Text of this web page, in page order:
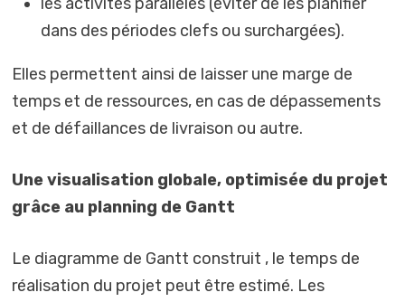
dans des périodes clefs ou surchargées).
Elles permettent ainsi de laisser une marge de
temps et de ressources, en cas de dépassements
et de défaillances de livraison ou autre.
Une visualisation globale, optimisée du projet
grâce au planning de Gantt
Le diagramme de Gantt construit , le temps de
réalisation du projet peut être estimé. Les